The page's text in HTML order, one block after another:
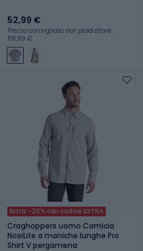
52,99 €
Prezzo consigliato dal produttore:
88,99 €
Extra -20% con codice EXTRA
Craghoppers uomo Camicia
NosiLife a maniche lunghe Pro
Shirt V pergamena